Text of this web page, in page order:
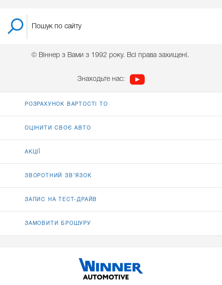
© Віннер з Вами з 1992 року. Всі права захищені.
Знаходьте нас:
РОЗРАХУНОК ВАРТОСТІ ТО
ОЦІНИТИ СВОЄ АВТО
АКЦІЇ
ЗВОРОТНИЙ ЗВ’ЯЗОК
ЗАПИС НА ТЕСТ-ДРАЙВ
ЗАМОВИТИ БРОШУРУ